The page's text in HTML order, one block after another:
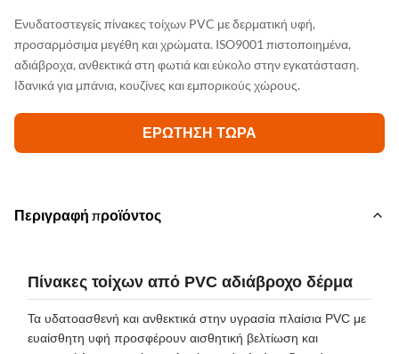
Ενυδατοστεγείς πίνακες τοίχων PVC με δερματική υφή,
προσαρμόσιμα μεγέθη και χρώματα. ISO9001 πιστοποιημένα,
αδιάβροχα, ανθεκτικά στη φωτιά και εύκολο στην εγκατάσταση.
Ιδανικά για μπάνια, κουζίνες και εμπορικούς χώρους.
ΕΡΏΤΗΣΗ ΤΏΡΑ
Περιγραφή προϊόντος
Πίνακες τοίχων από PVC αδιάβροχο δέρμα
Τα υδατοασθενή και ανθεκτικά στην υγρασία πλαίσια PVC με
ευαίσθητη υφή προσφέρουν αισθητική βελτίωση και